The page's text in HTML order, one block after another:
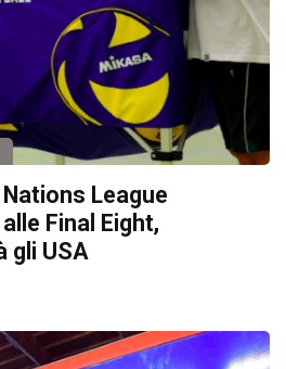
League
Final Eight,
gli USA